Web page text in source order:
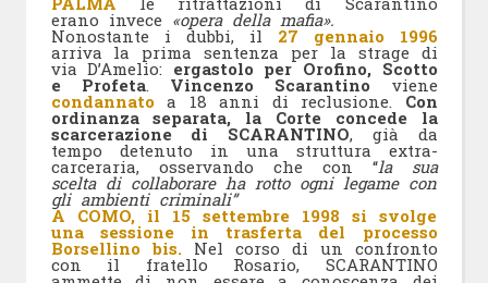
erano invece «opera della mafia».
Nonostante i dubbi, il 27 gennaio 1996
arriva la prima sentenza per la strage di
via D’Amelio: ergastolo per Orofino, Scotto
e Profeta. Vincenzo Scarantino viene
condannato a 18 anni di reclusione. Con
ordinanza separata, la Corte concede la
scarcerazione di SCARANTINO, già da
tempo detenuto in una struttura extra-
carceraria, osservando che con “la sua
scelta di collaborare ha rotto ogni legame con
gli ambienti criminali”
A COMO, il 15 settembre 1998 si svolge
una sessione in trasferta del processo
Borsellino bis.Nel corso di un confronto
con il fratello Rosario, SCARANTINO